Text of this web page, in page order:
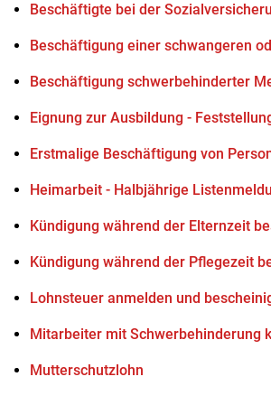
Beschäftigte bei der
Beschäftigung einer schwangeren
Beschäftigung schwerbehinderter
Eignung zur Ausbildung -
Erstmalige Beschäftigung von
Heimarbeit - Halbjährige
Kündigung während der Elternzeit
Kündigung während der Pflegezeit
Lohnsteuer anmelden und
Mitarbeiter mit Schwerbehinderung
Mutterschutzlohn